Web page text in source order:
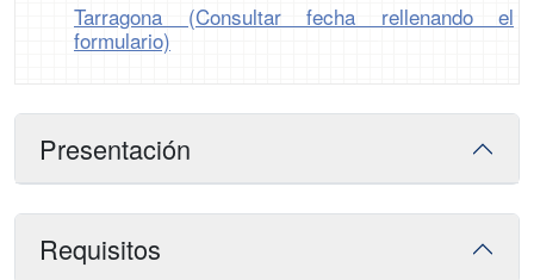
Tarragona (Consultar fecha rellenando el
formulario)
Presentación
Requisitos